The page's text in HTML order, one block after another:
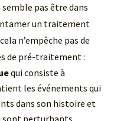
pas être dans
un traitement
n’empêche pas de
de pré-traitement :
qui consiste à
les événements qui
dans son histoire et
sont perturbants